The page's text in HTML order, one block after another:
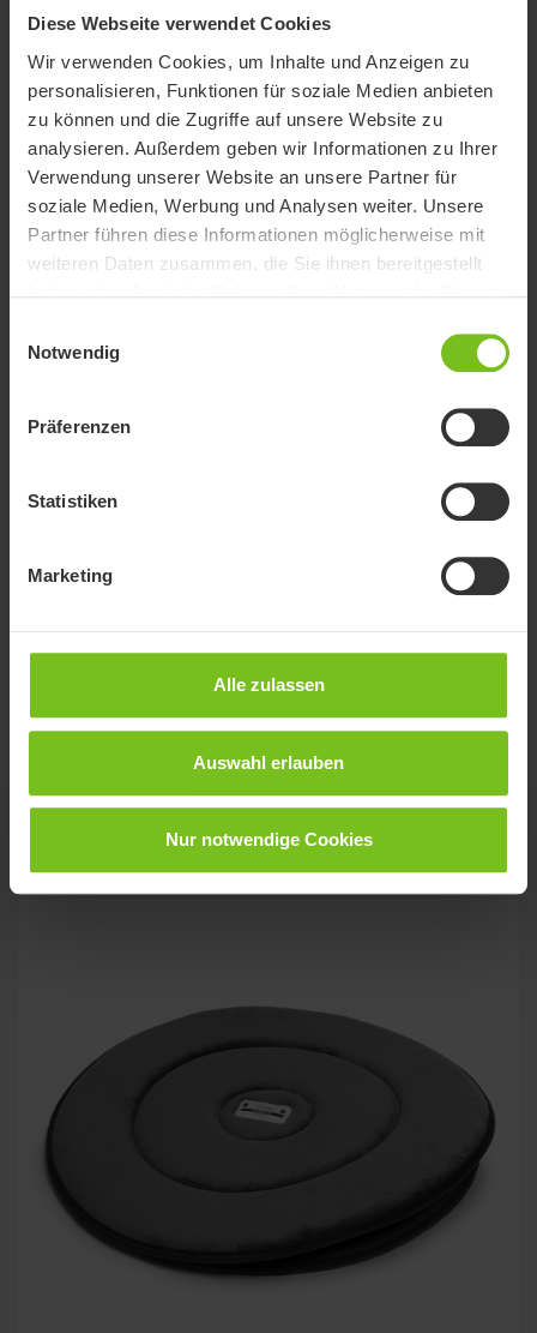
Diese Webseite verwendet Cookies
Wir verwenden Cookies, um Inhalte und Anzeigen zu
personalisieren, Funktionen für soziale Medien anbieten
zu können und die Zugriffe auf unsere Website zu
analysieren. Außerdem geben wir Informationen zu Ihrer
Verwendung unserer Website an unsere Partner für
soziale Medien, Werbung und Analysen weiter. Unsere
Partner führen diese Informationen möglicherweise mit
weiteren Daten zusammen, die Sie ihnen bereitgestellt
Notwendig
Präferenzen
Statistiken
Marketing
Alle zulassen
Auswahl erlauben
Nur notwendige Cookies
Dokumente
Das Herunterladen von Benutzerhandbüchern ist nur für den
zweckmäßigen Gebrauch bestimmt. Die Produkte, auf die verwiesen
wird, können ohne vorherige Ankündigung geändert werden und es
wird dem Leser empfohlen, sich bezüglich der Übereinstimmung mit
der Produktversion, der Artikelnummer sowie der entsprechenden
Dokumente
Benutzerhandbuch
EC DoC - Immedia AutoTurn
Immedia AutoTurn
Verwandte Produkte